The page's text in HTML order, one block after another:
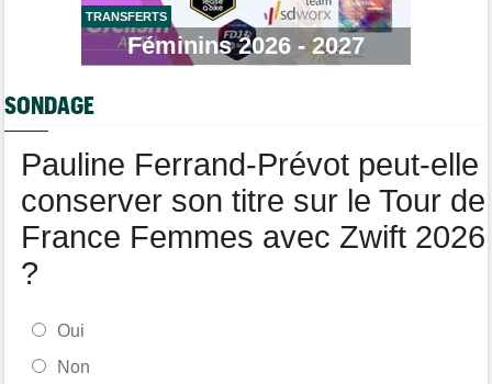
Route
Un coureur de 16 ans touché à la moelle épinière suite à un
accident
La peloton du Tour Femmes... 21 abandons
TRANSFERTS
Féminins 2026 - 2027
SONDAGE
Pauline Ferrand-Prévot peut-elle
conserver son titre sur le Tour de
France Femmes avec Zwift 2026
?
Oui
Non